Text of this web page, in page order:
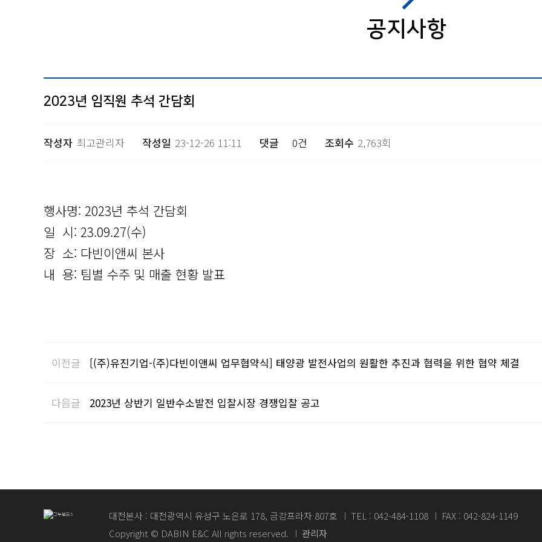
공지사항
2023년 임직원 추석 간담회
작성자 최고관리자 작성일 23-12-26 11:11 댓글 0건 조회수 2,763회
행사명: 2023년 추석 간담회
일 시: 23.09.27(수)
장 소: 다빈이앤씨 본사
내 용: 팀별 수주 및 매출 현황 발표
이전글 [(주)유진기업-(주)다빈이앤씨 업무협약식] 태양광 발전사업의 원활한 추진과 협력을 위한 협약 체결
다음글 2023년 상반기 일반수소발전 입찰시장 경쟁입찰 공고
대전본사 : 대전광역시 유성구 노은로 178, 금강프라자 807호 TEL : 042-484-1108
FAX : 042-824-1149
Copyright © DABIN E&C All rights reserved.
관리자